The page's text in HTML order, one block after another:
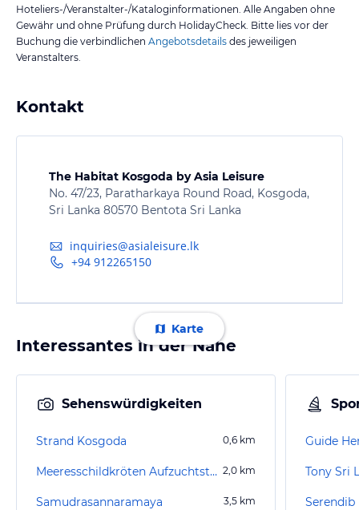
Hoteliers-/Veranstalter-/Kataloginformationen. Alle Angaben ohne
Gewähr und ohne Prüfung durch HolidayCheck. Bitte lies vor der
Buchung die verbindlichen Angebotsdetails des jeweiligen
Veranstalters.
Kontakt
The Habitat Kosgoda by Asia Leisure
No. 47/23, Paratharkaya Round Road, Kosgoda,
Sri Lanka 80570 Bentota Sri Lanka
inquiries@asialeisure.lk
+94 912265150
Karte
Interessantes in der Nähe
Sehenswürdigkeiten
Strand Kosgoda 0,6 km
Meeresschildkröten Aufzuchtstation Kosgoda 2,0 km
Samudrasannaramaya 3,5 km
Tony Sri